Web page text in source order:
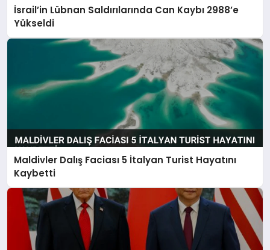
İsrail’in Lübnan Saldırılarında Can Kaybı 2988’e
Yükseldi
Maldivler Dalış Faciası 5 İtalyan Turist Hayatını
Kaybetti